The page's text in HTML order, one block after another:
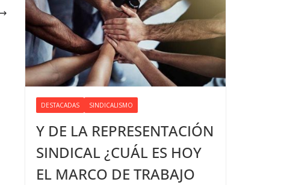
DESTACADAS SINDICALISMO
Y DE LA REPRESENTACIÓN
SINDICAL ¿CUÁL ES HOY
EL MARCO DE TRABAJO